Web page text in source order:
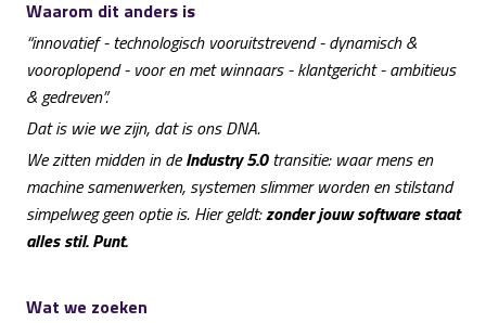
Waarom dit anders is
“innovatief - technologisch vooruitstrevend - dynamisch &
vooroplopend - voor en met winnaars - klantgericht - ambitieus
& gedreven”.
Dat is wie we zijn, dat is ons DNA.
We zitten midden in deIndustry 5.0transitie: waar mens en
machine samenwerken, systemen slimmer worden en stilstand
simpelweg geen optie is. Hier geldt:zonder jouw software staat
alles stil. Punt.
Wat we zoeken